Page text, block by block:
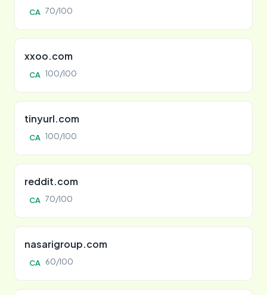
CA 70/100
xxoo.com
CA 100/100
tinyurl.com
CA 100/100
reddit.com
CA 70/100
nasarigroup.com
CA 60/100